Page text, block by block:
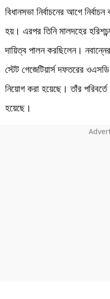
বিধানসভা নির্বাচনের আগে
হয়। এরপর তিনি মালদহের
দায়িত্ব পালন করছিলেন।
স্টেট গেজেটিয়ার্স দফতরের
নিয়োগ করা হয়েছে। তাঁর
হয়েছে।